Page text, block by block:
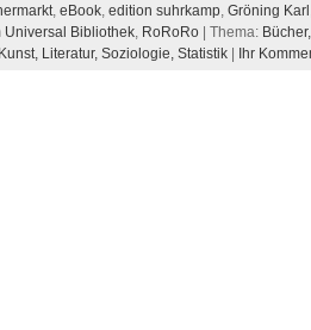
eBook edition suhrkamp Gröning Karl
Universal Bibliothek RoRoRo | Thema: Bücher,
Kunst, Literatur, Soziologie, Statistik | Ihr